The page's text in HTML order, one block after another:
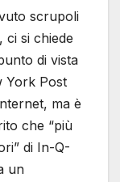
scrupoli
ci si chiede
di vista
York Post
ma è
che “più
di In-Q-
un